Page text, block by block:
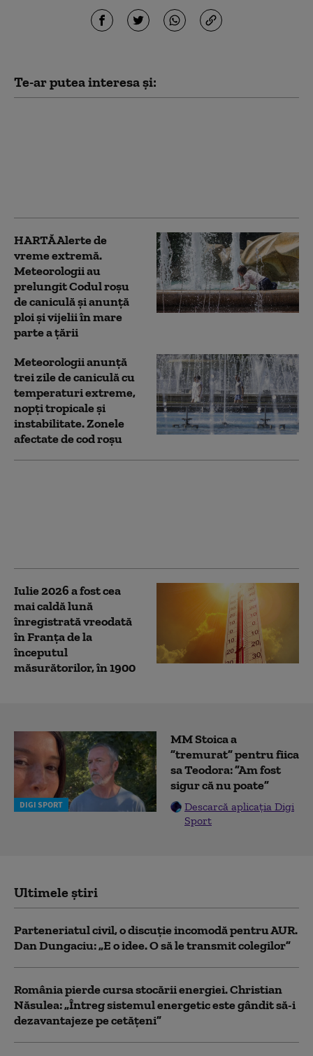
Te-ar putea interesa și:
HARTĂ Alerte de
vreme extremă.
Meteorologii au
prelungit Codul roșu
de caniculă și anunță
ploi și vijelii în mare
parte a țării
Meteorologii anunță
trei zile de caniculă cu
temperaturi extreme,
nopţi tropicale şi
instabilitate. Zonele
afectate de cod roșu
Iulie 2026 a fost cea
mai caldă lună
înregistrată vreodată
în Franța de la
începutul
măsurătorilor, în 1900
DIGI SPORT
MM Stoica a
”tremurat” pentru fiica
sa Teodora: ”Am fost
sigur că nu poate”
Descarcă aplicația Digi
Sport
Ultimele știri
Parteneriatul civil, o discuție incomodă pentru AUR.
Dan Dungaciu: „E o idee. O să le transmit colegilor”
România pierde cursa stocării energiei. Christian
Năsulea: „Întreg sistemul energetic este gândit să-i
dezavantajeze pe cetățeni”